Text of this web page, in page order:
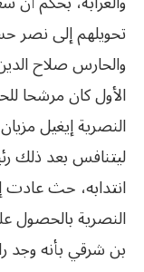
تحويلهم إلى نصر
والحارس صلاح
الأول كان مرشحا
النصرية إيغيل
ليتنافس بعد ذلك
انتدابه، حث عادت
بن شرقي بأنه وجد